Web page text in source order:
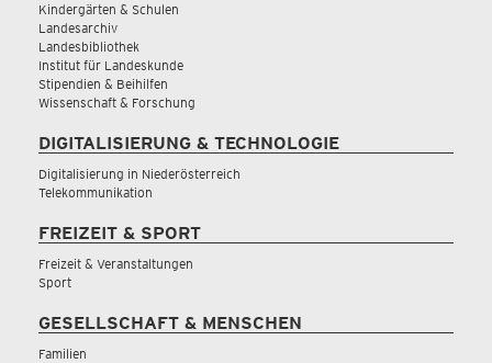
Kindergärten & Schulen
Landesarchiv
Landesbibliothek
Institut für Landeskunde
Stipendien & Beihilfen
Wissenschaft & Forschung
DIGITALISIERUNG & TECHNOLOGIE
Digitalisierung in Niederösterreich
Telekommunikation
FREIZEIT & SPORT
Freizeit & Veranstaltungen
Sport
GESELLSCHAFT & MENSCHEN
Familien